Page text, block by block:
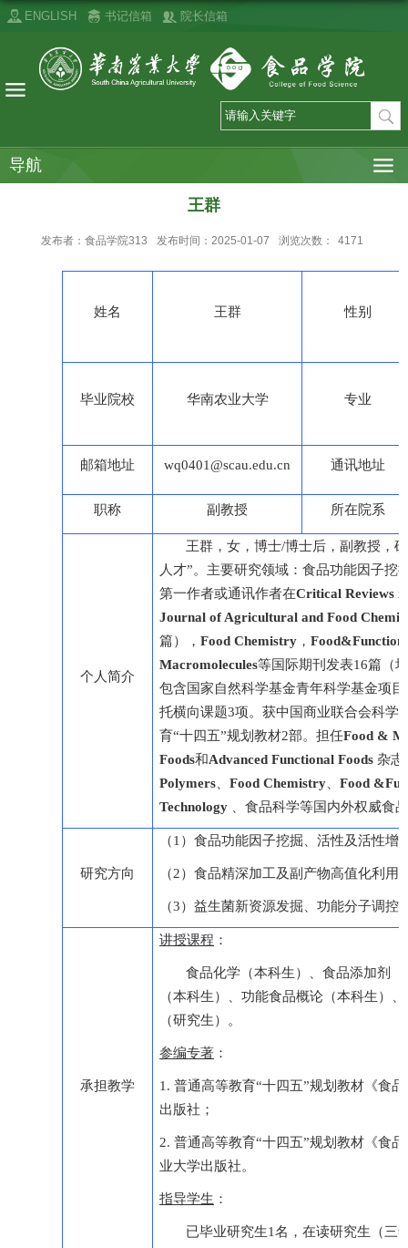
ENGLISH 书记信箱 院长信箱
导航
王群
发布者：食品学院313 发布时间：2025-01-07 浏览次数： 4171
姓名 王群 性别
毕业院校 华南农业大学 专业
邮箱地址 wq0401@scau.edu.cn 通讯地址
职称 副教授 所在院系
个人简介
王群，女，博士/博士后，副教授，
人才”。主要研究领域：食品功能因子挖
第一作者或通讯作者在Critical Reviews
Journal of Agricultural and Food
篇）， Food Chemistry ， Food&Function
Macromolecules等国际期刊发表16篇（
包含国家自然科学基金青年科学基金项
托横向课题3项。获中国商业联合会科学
育“十四五”规划教材2部。担任Food &
Foods和Advanced Functional Foods 杂志
Polymers
Food Chemistry
Food
Technology
、食品科学等国内外权威食
研究方向
（1）食品功能因子挖掘、活性及活性增
（2）食品精深加工及副产物高值化利用
（3）益生菌新资源发掘、功能分子调控
承担教学
讲授课程 ：
食品化学（本科生）、食品添加剂
（本科生）、功能食品概论（本科生）
（研究生）。
参编专著 ：
1. 普通高等教育“十四五”规划教材《食
出版社；
2. 普通高等教育“十四五”规划教材《食
业大学出版社。
指导学生 ：
已毕业研究生1名，在读研究生（三